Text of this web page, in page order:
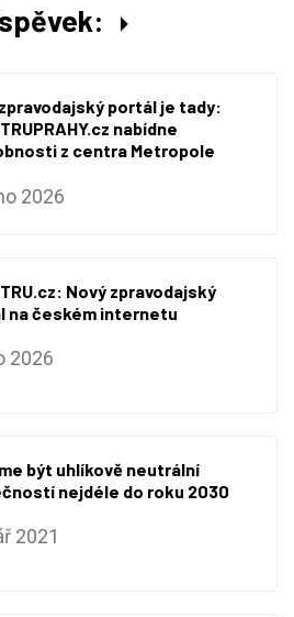
portál je tady:
nabídne
z centra Metropole
2026
Nový zpravodajský
na českém internetu
2026
být uhlíkově neutrální
nejdéle do roku 2030
2021